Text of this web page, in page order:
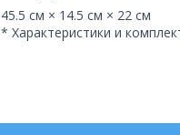
45.5 см × 14.5 см × 22 см
* Характеристики и